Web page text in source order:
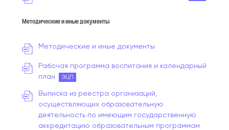
Методические и иные документы
Методические и иные документы
Рабочая программа воспитания и календарный
план
ЭЦП
Выписка из реестра организаций,
осуществляющих образовательную
деятельность по имеющим государственную
аккредитацию образовательным программам